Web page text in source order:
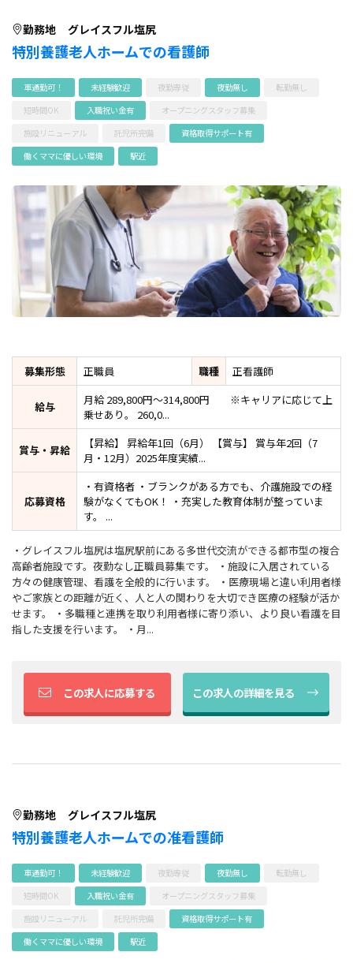
勤務地 グレイスフル塩尻
特別養護老人ホームでの看護師
車通勤可！ 未経験歓迎 夜勤専従 夜勤無し
転勤無し
短時間OK
入職祝い金有
オープニングスタッフ募集
施設リニューアル
託児所完備
資格取得サポート有
働くママに優しい環境
駅近
募集形態 正職員 職種 正看護師
給与
月給 289,800円～314,800円 ※キャリアに応じて上
乗せあり。 260,0...
賞与・昇給
【昇給】 昇給年1回（6月） 【賞与】 賞与年2回（7
月・12月）2025年度実績...
応募資格
・有資格者 ・ブランクがある方でも、介護施設での経
験がなくてもOK！ ・充実した教育体制が整っていま
す。 ...
・グレイスフル塩尻は塩尻駅前にある多世代交流ができる都市型の複合
高齢者施設です。夜勤なし正職員募集です。 ・施設に入居されている
方々の健康管理、看護を全般的に行います。 ・医療現場と違い利用者様
やご家族との距離が近く、人と人の関わりを大切でき医療の経験が活か
せます。 ・多職種と連携を取り利用者様に寄り添い、より良い看護を目
指した支援を行います。 ・月...
この求人に応募する この求人の詳細を見る
勤務地 グレイスフル塩尻
特別養護老人ホームでの准看護師
車通勤可！ 未経験歓迎 夜勤専従 夜勤無し
転勤無し
短時間OK
入職祝い金有
オープニングスタッフ募集
施設リニューアル
託児所完備
資格取得サポート有
働くママに優しい環境
駅近